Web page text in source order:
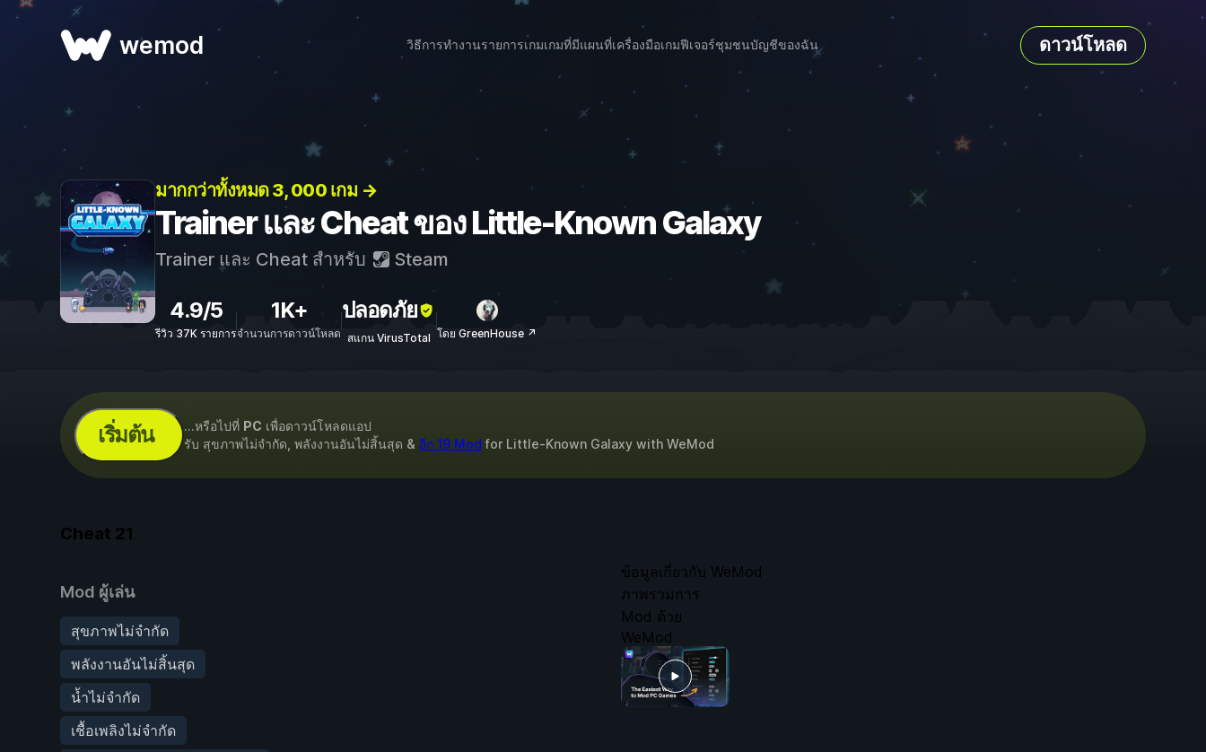
wemod วิธีการทำงานรายการเกมเกมที่มีแผนที่เครื่องมือเกมฟีเจอร์ชุมชนบัญชีของฉัน ดาวน์โหลด
มากกว่าทั้งหมด 3, 000 เกม →
Trainer และ Cheat ของ Little-Known Galaxy
Trainer และ Cheat สำหรับ Steam
4.9/5
รีวิว 37K รายการ
1K+
จำนวนการดาวน์โหลด
ปลอดภัย
สแกน VirusTotal โดย GreenHouse ↗
เริ่มต้น ...หรือไปที่ PC เพื่อดาวน์โหลดแอป
รับ สุขภาพไม่จำกัด, พลังงานอันไม่สิ้นสุด & อีก 19 Mod for Little-Known Galaxywith WeMod
Cheat 21
Mod ผู้เล่น
สุขภาพไม่จำกัด
พลังงานอันไม่สิ้นสุด
น้ำไม่จำกัด
เชื้อเพลิงไม่จำกัด
ข้อมูลเกี่ยวกับ WeMod
ภาพรวมการ
Mod ด้วย
WeMod